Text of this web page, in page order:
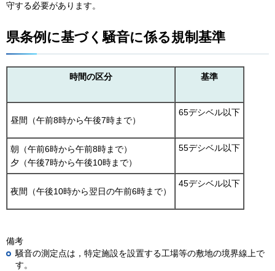
守する必要があります。
県条例に基づく騒音に係る規制基準
時間の区分 基準
昼間（午前8時から午後7時まで）
65デシベル以下
朝（午前6時から午前8時まで）
夕（午後7時から午後10時まで）
55デシベル以下
夜間（午後10時から翌日の午前6時まで）
45デシベル以下
備考
騒音の測定点は，特定施設を設置する工場等の敷地の境界線上で
す。